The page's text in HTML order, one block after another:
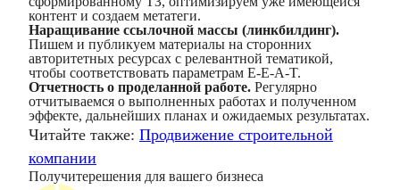
контент и создаем метатеги.
Наращивание ссылочной массы (линкбилдинг).
Пишем и публикуем материалы на сторонних
авторитетных ресурсах с релевантной тематикой,
чтобы соответствовать параметрам E-E-A-T.
Отчетность о проделанной работе. Регулярно
отчитываемся о выполненных работах и полученном
эффекте, дальнейших планах и ожидаемых результатах.
Читайте также: Продвижение строительной
компании
Получитерешения для вашего бизнеса